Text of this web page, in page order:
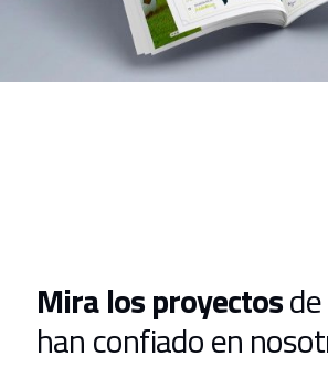
Mira los proyectos
han confiado en